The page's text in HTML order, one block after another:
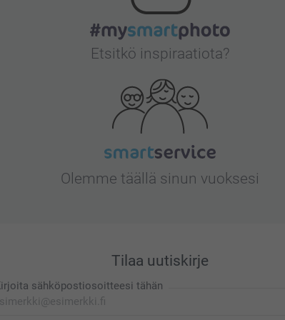
Etsitkö inspiraatiota?
Olemme täällä sinun vuoksesi
Tilaa uutiskirje
sähköpostiosoitteesi tähän